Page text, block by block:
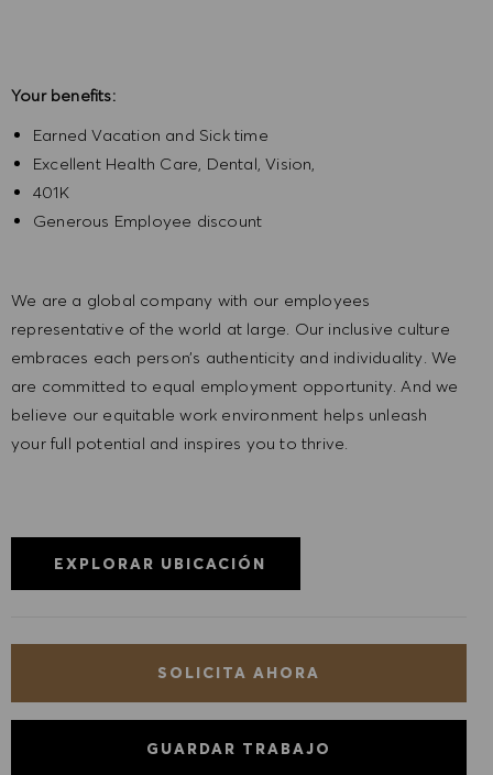
Your benefits:
Earned Vacation and Sick time
Excellent Health Care, Dental, Vision,
401K
Generous Employee discount
We are a global company with our employees
representative of the world at large. Our inclusive culture
embraces each person’s authenticity and individuality. We
are committed to equal employment opportunity. And we
believe our equitable work environment helps unleash
your full potential and inspires you to thrive.
EXPLORAR UBICACIÓN
SOLICITA AHORA
GUARDAR TRABAJO